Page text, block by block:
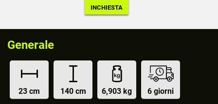
Generale
23 cm 140 cm 6,903 kg 6 giorni